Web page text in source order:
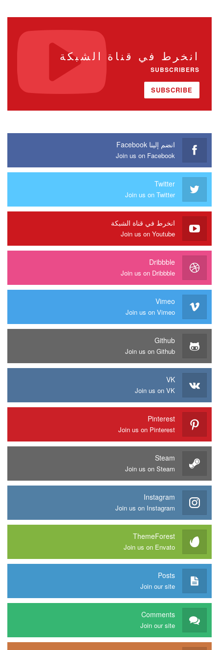
انخرط في قناة الشبكة
SUBSCRIBERS
SUBSCRIBE
انضم إلينا Facebook
Join us on Facebook
Twitter
Join us on Twitter
انخرط في قناة الشبكة
Join us on Youtube
Dribbble
Join us on Dribbble
Vimeo
Join us on Vimeo
Github
Join us on Github
VK
Join us on VK
Pinterest
Join us on Pinterest
Steam
Join us on Steam
Instagram
Join us on Instagram
ThemeForest
Join us on Envato
Posts
Join our site
Comments
Join our site